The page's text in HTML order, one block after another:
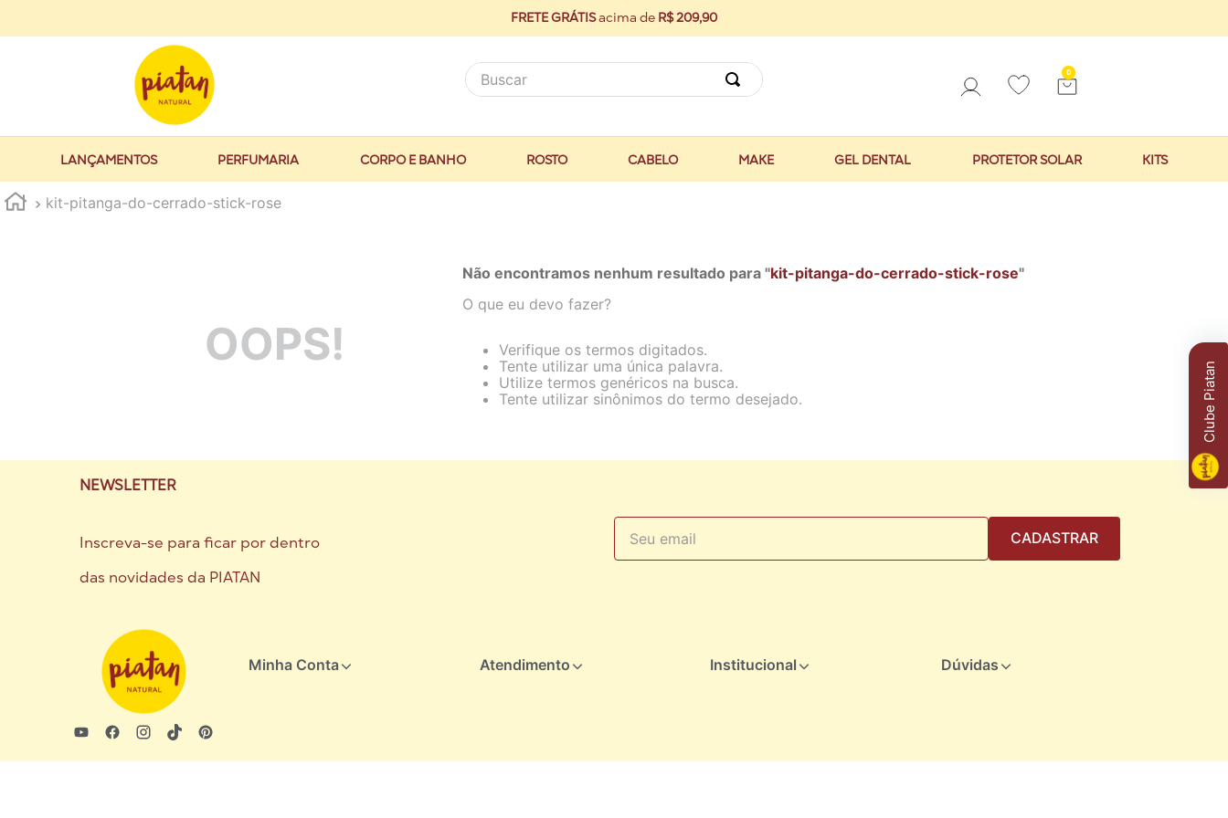
FRETE GRÁTISacima de R$ 209,90
Buscar 0
LANÇAMENTOS PERFUMARIA CORPO E BANHO ROSTO CABELO MAKE GEL DENTAL PROTETOR SOLAR KITS
kit-pitanga-do-cerrado-stick-rose
OOPS!
Não encontramos nenhum resultado para "kit-pitanga-do-cerrado-stick-rose"
O que eu devo fazer?
Verifique os termos digitados.
Tente utilizar uma única palavra.
Utilize termos genéricos na busca.
Tente utilizar sinônimos do termo desejado.
NEWSLETTER
Inscreva-se para ficar por dentro
das novidades da PIATAN
CADASTRAR
Minha Conta Atendimento Institucional Dúvidas
Clube Piatan